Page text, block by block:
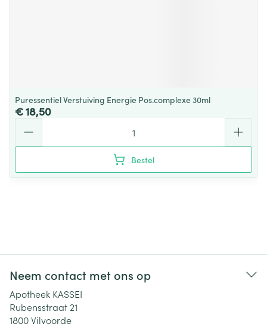
Puressentiel Verstuiving Energie Pos.complexe 30ml
€ 18,50
Bestel
Neem contact met ons op
Apotheek KASSEI
Rubensstraat 21
1800Vilvoorde